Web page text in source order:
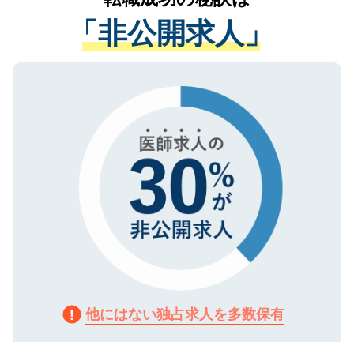
管理基準を満たした事業者のみに付与され
る、プライバシーマークを取得済みです。
で、機密保持に関してもご安心ください。
経験をまじえながら、適切なアドバイスを
させていただきます。すぐにご転職をされ
ない方には、長期的なサポートが可能です
ので、まずはご登録ください。
「非公開求人」
他にはない独占求人を多数保有